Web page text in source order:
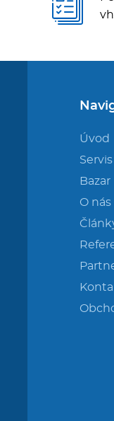
Úvod
Servis
Bazar
O nás